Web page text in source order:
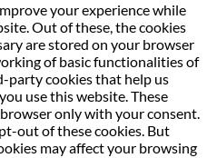
your experience while
Out of these, the cookies
are stored on your browser
of basic functionalities of
party cookies that help us
use this website. These
only with your consent.
out of these cookies. But
may affect your browsing